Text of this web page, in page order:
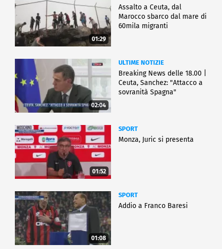
01:29
Assalto a Ceuta, dal
Marocco sbarco dal mare di
60mila migranti
02:04
ULTIME NOTIZIE
Breaking News delle 18.00 |
Ceuta, Sanchez: "Attacco a
sovranità Spagna"
01:52
SPORT
Monza, Juric si presenta
01:08
SPORT
Addio a Franco Baresi